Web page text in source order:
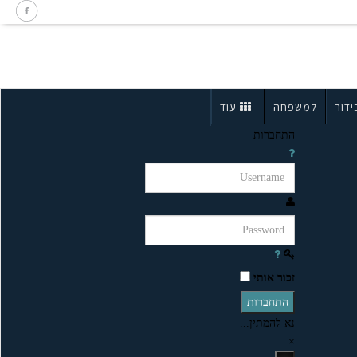
למשפחה עוד
התחברות
זכור אותי
התחברות
נא להמתין...
×